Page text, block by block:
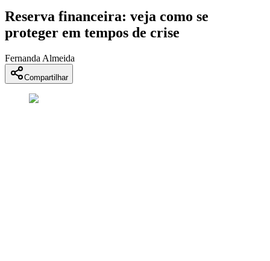
Reserva financeira: veja como se
proteger em tempos de crise
Fernanda Almeida
Compartilhar